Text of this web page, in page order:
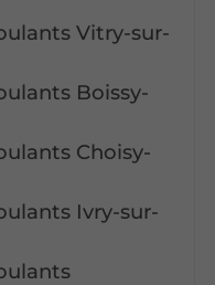
Vitry-sur-
Boissy-
Choisy-
Ivry-sur-